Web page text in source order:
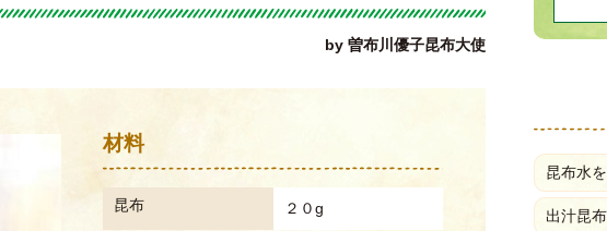
by 曽布川優子昆布大使
材料
昆布 ２０g
昆布水
出汁昆